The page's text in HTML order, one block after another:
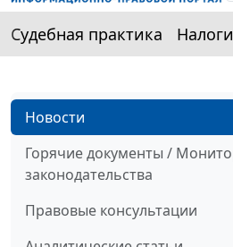
Судебная практика
Новости
Горячие документы /
законодательства
Правовые консультации